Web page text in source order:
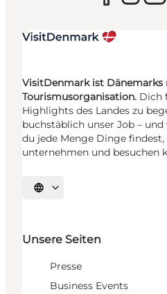
VisitDenmark ist Dänemarks
Tourismusorganisation. Dich
Highlights des Landes zu
buchstäblich unser Job –
du jede Menge Dinge findest,
unternehmen und besuchen
Sprache auswählen
Unsere Seiten
Presse
Business Events